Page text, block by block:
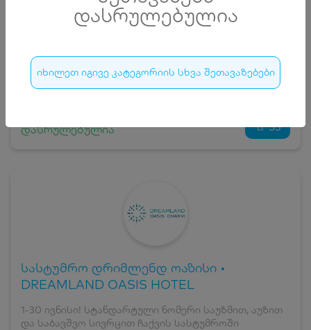
დასრულებულია
იხილეთ იგივე კატეგორიის სხვა შეთავაზებები
სრული ღირებულების გადახდა
ჯავშნის კოდი
20 ₾
დამატებითი საწოლი
0 ₾
კვება
0 ₾
დასრულებულია
დასრულებულია 53
სასტუმრო დრიმლენდ ოაზისი •
DREAMLAND OASIS HOTEL
1-30 ივნისი! სტანდარტული ნომერი საუზმით, აუზით
და საბავშვო სივრცით ჩაქვის სასტუმროში